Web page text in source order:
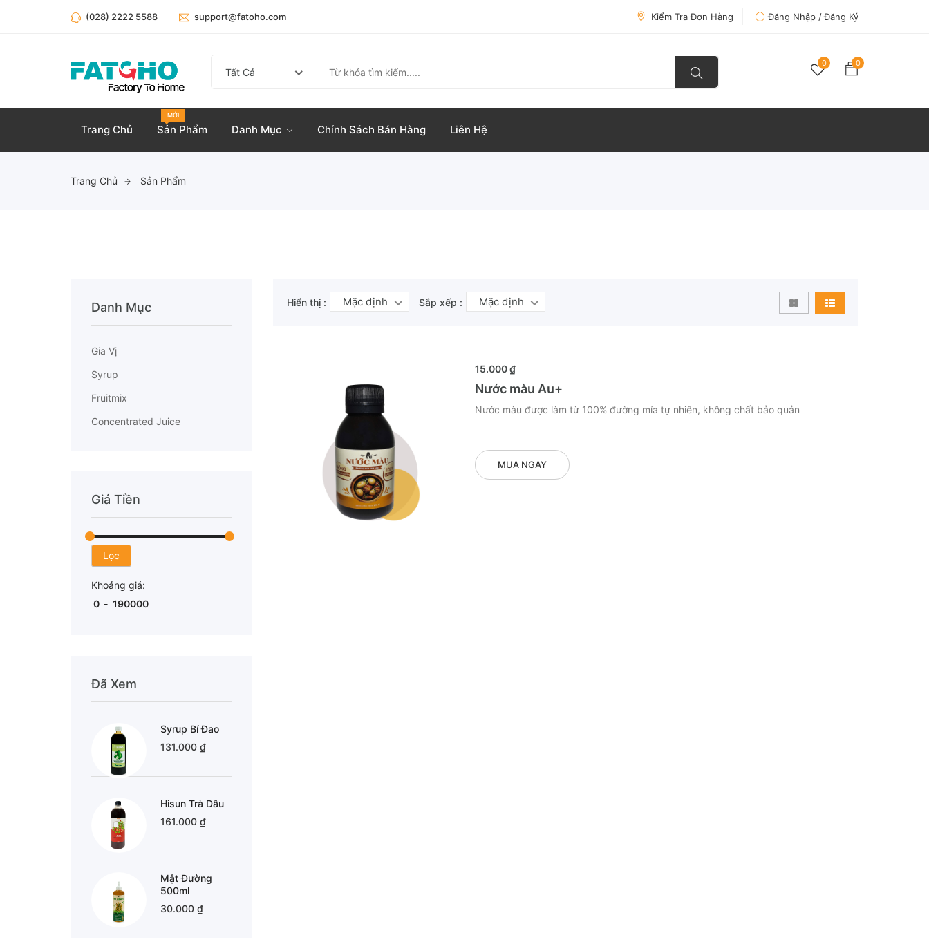
(028) 2222 5588 support@fatoho.com Kiểm Tra Đơn Hàng Đăng Nhập /Đăng Ký
Tất Cả
0 0
Trang Chủ Sản Phẩm
MỚI
Danh Mục Chính Sách Bán Hàng Liên Hệ
Trang Chủ Sản Phẩm
Danh Mục
Gia Vị
Syrup
Fruitmix
Concentrated Juice
Giá Tiền
Lọc
Khoảng giá:
Đã Xem
Syrup Bí Đao
131.000 ₫
Hisun Trà Dâu
161.000 ₫
Mật Đường
500ml
30.000 ₫
Hiển thị : Mặc định Sắp xếp : Mặc định
15.000 ₫
Nước màu Au+
Nước màu được làm từ 100% đường mía tự nhiên, không chất bảo quản
MUA NGAY